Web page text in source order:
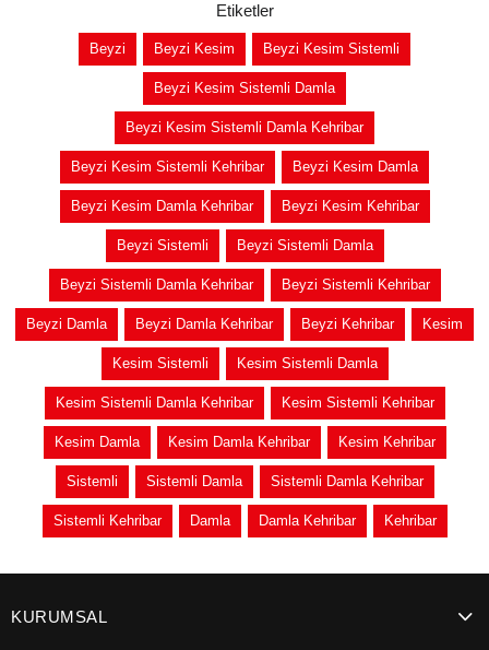
Etiketler
Beyzi Beyzi Kesim Beyzi Kesim Sistemli
Beyzi Kesim Sistemli Damla
Beyzi Kesim Sistemli Damla Kehribar
Beyzi Kesim Sistemli Kehribar Beyzi Kesim Damla
Beyzi Kesim Damla Kehribar Beyzi Kesim Kehribar
Beyzi Sistemli Beyzi Sistemli Damla
Beyzi Sistemli Damla Kehribar Beyzi Sistemli Kehribar
Beyzi Damla Beyzi Damla Kehribar Beyzi Kehribar Kesim
Kesim Sistemli Kesim Sistemli Damla
Kesim Sistemli Damla Kehribar Kesim Sistemli Kehribar
Kesim Damla Kesim Damla Kehribar Kesim Kehribar
Sistemli Sistemli Damla Sistemli Damla Kehribar
Sistemli Kehribar Damla Damla Kehribar Kehribar
KURUMSAL